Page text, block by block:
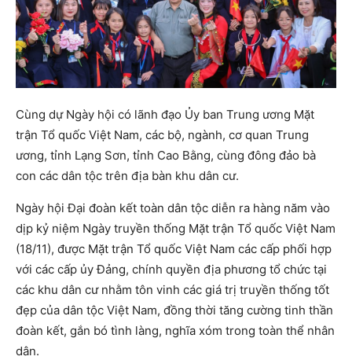
Cùng dự Ngày hội có lãnh đạo Ủy ban Trung ương Mặt
trận Tổ quốc Việt Nam, các bộ, ngành, cơ quan Trung
ương, tỉnh Lạng Sơn, tỉnh Cao Bằng, cùng đông đảo bà
con các dân tộc trên địa bàn khu dân cư.
Ngày hội Đại đoàn kết toàn dân tộc diễn ra hàng năm vào
dịp kỷ niệm Ngày truyền thống Mặt trận Tổ quốc Việt Nam
(18/11), được Mặt trận Tổ quốc Việt Nam các cấp phối hợp
với các cấp ủy Đảng, chính quyền địa phương tổ chức tại
các khu dân cư nhằm tôn vinh các giá trị truyền thống tốt
đẹp của dân tộc Việt Nam, đồng thời tăng cường tinh thần
đoàn kết, gắn bó tình làng, nghĩa xóm trong toàn thể nhân
dân.